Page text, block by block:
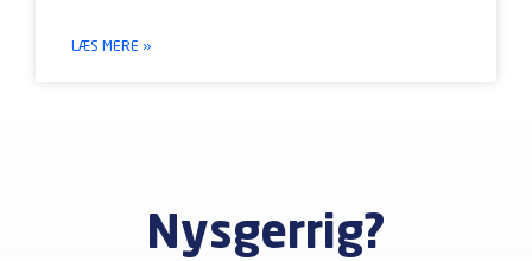
LÆS MERE »
Nysgerrig?